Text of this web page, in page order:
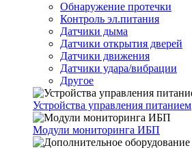
Обнаружение протечки
Контроль эл.питания
Датчики дыма
Датчики открытия дверей
Датчики движения
Датчики удара/вибрации
Другое
Устройства управления питанием
Модули мониторинга ИБП